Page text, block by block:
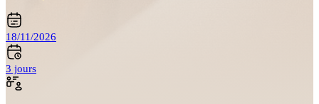
18/11/2026
3 jours